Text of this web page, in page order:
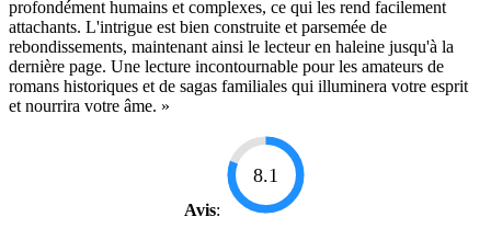
profondément humains et complexes, ce qui les rend facilement
attachants. L'intrigue est bien construite et parsemée de
rebondissements, maintenant ainsi le lecteur en haleine jusqu'à la
dernière page. Une lecture incontournable pour les amateurs de
romans historiques et de sagas familiales qui illuminera votre esprit
et nourrira votre âme. »
Avis:
8.1